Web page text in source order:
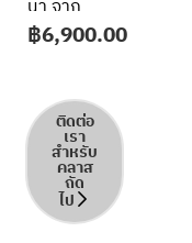
นา จาก
ร้าน La
รางวัล
Michelin
Plate จะ
มาร่วม
ถ่ายทอด
฿6,900.00
ติดต่อ
เรา
สำหรับ
คลาส
ถัด
ไป